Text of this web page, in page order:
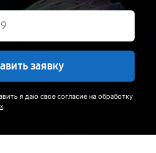
заявку
я даю свое согласие на обработку
.